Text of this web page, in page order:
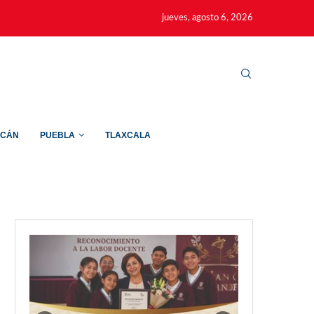
jueves, agosto 6, 2026
PUEBLA TLAXCALA